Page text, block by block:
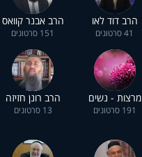
הרב דוד לאו
41 סרטונים
הרב אבנר קוואס
151 סרטונים
מרצות - נשים
191 סרטונים
הרב רונן חזיזה
13 סרטונים